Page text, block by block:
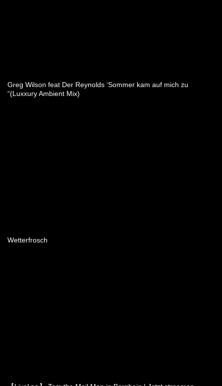
Greg Wilson feat Der Reynolds ‘Sommer kam auf mich zu
“(Luxxury Ambient Mix)
Wetterfrosch